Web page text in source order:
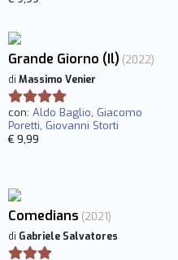
Grande Giorno (Il) (2022)
di Massimo Venier
con: Aldo Baglio, Giacomo
Poretti, Giovanni Storti
€ 9,99
Comedians (2021)
di Gabriele Salvatores